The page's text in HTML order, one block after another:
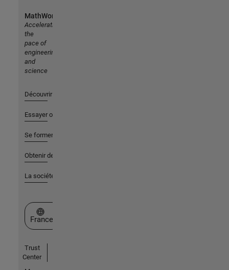
MathWorks
Accelerating
the
pace of
engineering
and
science
Découvrir les produits
Essayer ou acheter
Se former
Obtenir de l'aide
La société
Sélectionner un site web
France
Trust
Center